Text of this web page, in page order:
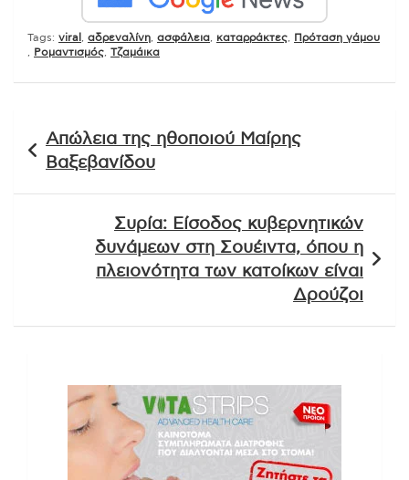
Tags: viral αδρεναλίνη ασφάλεια καταρράκτες
Πρόταση γάμου
Ρομαντισμός Τζαμάικα
άρθρων
Απώλεια της ηθοποιού Μαίρης
Βαξεβανίδου
Συρία: Είσοδος κυβερνητικών
δυνάμεων στη Σουέιντα, όπου η
πλειονότητα των κατοίκων είναι
Δρούζοι